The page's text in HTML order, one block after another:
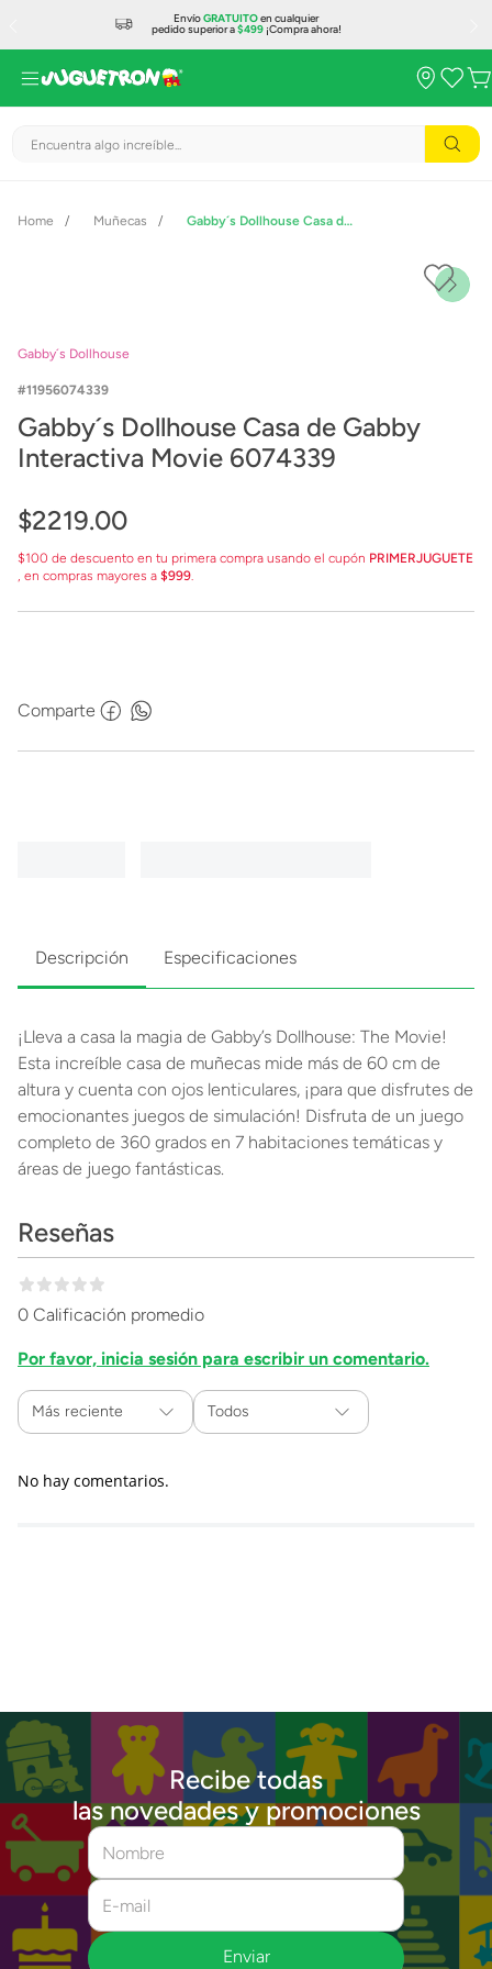
EnvíoGRATUITOen cualquier
pedido superior a$499¡Compra ahora!
Encuentra algo increíble...
Muñecas Gabby´s Dollhouse Casa de Gabby Interactiva Movie 6074339
Gabby´s Dollhouse
11956074339
Gabby´s Dollhouse Casa de Gabby
Interactiva Movie 6074339
$2219.00
$100 de descuento en tu primera compra usando el cupón PRIMERJUGUETE
, en compras mayores a $999.
Comparte
Descripción Especificaciones
¡Lleva a casa la magia de Gabby’s Dollhouse: The Movie!
Esta increíble casa de muñecas mide más de 60 cm de
altura y cuenta con ojos lenticulares, ¡para que disfrutes de
emocionantes juegos de simulación! Disfruta de un juego
completo de 360 grados en 7 habitaciones temáticas y
áreas de juego fantásticas.
Reseñas
0 Calificación promedio
Por favor, inicia sesión para escribir un comentario.
Más reciente Todos
No hay comentarios.
Recibe todas
las novedades y promociones
Enviar